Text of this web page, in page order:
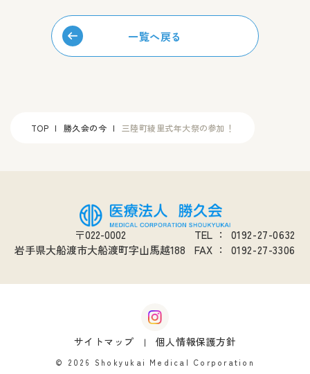
一覧へ戻る
TOP 勝久会の今 三陸町綾里式年大祭の参加！
〒022-0002
岩手県大船渡市大船渡町字山馬越188
TEL ：
0192-27-0632
FAX ： 0192-27-3306
© 2026 Shokyukai Medical Corporation
サイトマップ 個人情報保護方針